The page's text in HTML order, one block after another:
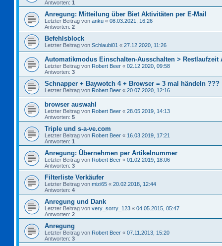
Antworten: 1
Anregung: Mitteilung über Biet Aktivitäten per E-Mail
Letzter Beitrag von anku « 08.03.2021, 16:26
Antworten: 2
Befehlsblock
Letzter Beitrag von Schlaubi01 « 27.12.2020, 11:26
Automatikmodus Einschalten-Ausschalten > Restlaufzeit
Letzter Beitrag von Robert Beer « 02.12.2020, 09:58
Antworten: 3
Schnapper + Baywotch 4 + Browser = 3 mal händeln ???
Letzter Beitrag von Robert Beer « 20.07.2020, 12:16
browser auswahl
Letzter Beitrag von Robert Beer « 28.05.2019, 14:13
Antworten: 5
Triple und s-a-ve.com
Letzter Beitrag von Robert Beer « 16.03.2019, 17:21
Antworten: 1
Anregung: Übernehmen per Artikelnummer
Letzter Beitrag von Robert Beer « 01.02.2019, 18:06
Antworten: 3
Filterliste Verkäufer
Letzter Beitrag von mizi65 « 20.02.2018, 12:44
Antworten: 4
Anregung und Dank
Letzter Beitrag von very_sorry_123 « 04.05.2015, 05:47
Antworten: 2
Anregung
Letzter Beitrag von Robert Beer « 07.11.2013, 15:20
Antworten: 3